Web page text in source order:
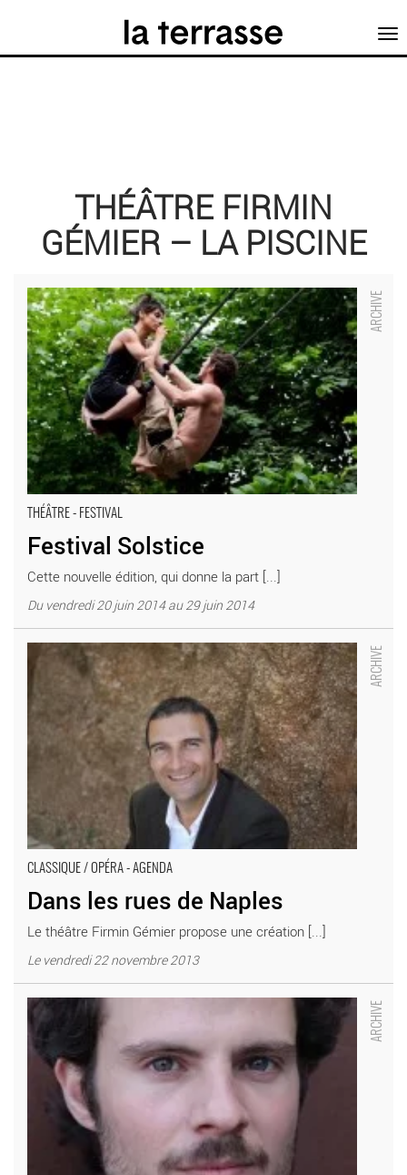
THÉÂTRE FIRMIN
GÉMIER – LA PISCINE
THÉÂTRE - FESTIVAL
Festival Solstice
Cette nouvelle édition, qui donne la part [...]
Du vendredi 20 juin 2014 au 29 juin 2014
Festival Solstice - Critique sortie Théâtre _Châtenay-Malabry
Théâtre Firmin Gémier – La Piscine
CLASSIQUE / OPÉRA - AGENDA
Dans les rues de Naples
Le théâtre Firmin Gémier propose une création [...]
Le vendredi 22 novembre 2013
_Châtenay-Malabry Théâtre Firmin Gémier – La Piscine
Académie Fratellini